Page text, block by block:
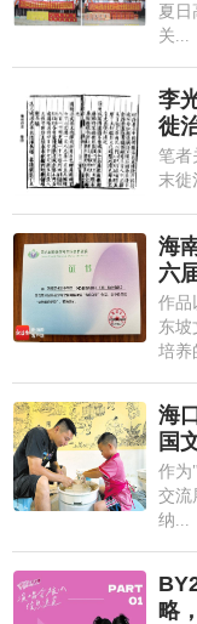
夏日
关...
李
徙
笔者
末徙
海
六
作品
东坡
培养
海
国
作为
交流
纳...
略